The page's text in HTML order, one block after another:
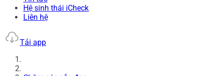
Hệ sinh thái iCheck
Liên hệ
Tải app